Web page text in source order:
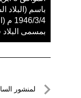
بمسمى البلاد في 1378/7/16 هـ –
تصفّح
لمنشور